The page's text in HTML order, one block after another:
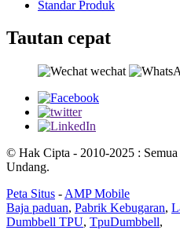
Standar Produk
Tautan cepat
© Hak Cipta - 2010-2025 :
Undang.
Peta Situs - AMP Mobile
Baja paduan, Pabrik Kebugaran,
Dumbbell TPU, TpuDumbbell,